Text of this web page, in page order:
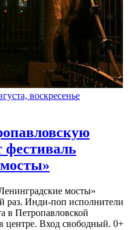
воскресенье
фестиваль
мосты»
раз. Инди-поп исполнители
в Петропавловской
центре. Вход свободный. 0+